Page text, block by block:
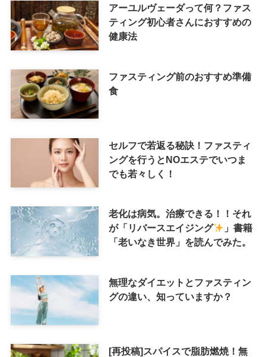
アーユルヴェーダって何？ファス
ティング初心者さんにおすすめの
健康法
ファスティング前のおすすめ準備
食
セルフで若返る秘訣！ファスティ
ングを行うとNOエステでいつま
でも若々しく！
老化は病気。治療できる！！それ
が「リバースエイジング
」書籍
「老いなき世界」を読んでみた。
無理なダイエットとファスティン
グの違い、知っていますか？
[再投稿]スパイスで脂肪燃焼！無